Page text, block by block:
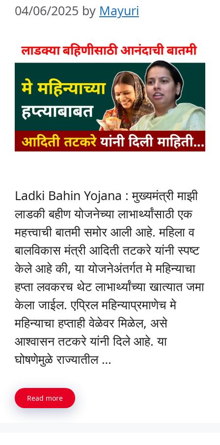
04/06/2025 by Mayuri
Ladki Bahin Yojana : मुख्यमंत्री माझी
लाडकी बहीण योजनेच्या लाभार्थ्यांसाठी एक
महत्त्वाची बातमी समोर आली आहे. महिला व
बालविकास मंत्री आदिती तटकरे यांनी स्पष्ट
केले आहे की, या योजनेअंतर्गत मे महिन्याचा
हप्ता लवकरच थेट लाभार्थ्यांच्या खात्यात जमा
केला जाईल. एप्रिल महिन्याप्रमाणेच मे
महिन्याचा हप्ताही वेळेवर मिळेल, असे
आश्वासन तटकरे यांनी दिले आहे. या
घोषणेमुळे राज्यातील …
Read more